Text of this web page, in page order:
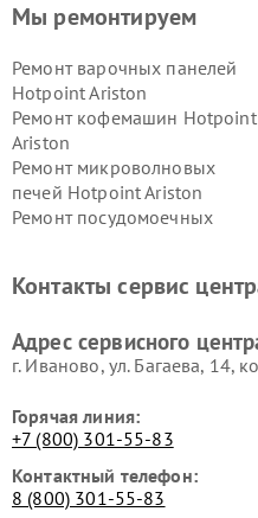
Мы ремонтируем
Ремонт варочных панелей
Hotpoint Ariston
Ремонт кофемашин Hotpoint
Ariston
Ремонт микроволновых
печей Hotpoint Ariston
Ремонт посудомоечных
Hotpoint Ariston
Ariston
Контакты сервис
Адрес сервисного
г. Иваново, ул. Багаева, 14,
Горячая линия:
+7 (800) 301-55-83
Контактный телефон:
8 (800) 301-55-83